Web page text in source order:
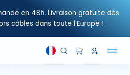
en 48h. Livraison gratuite dès
câbles dans toute l'Europe !